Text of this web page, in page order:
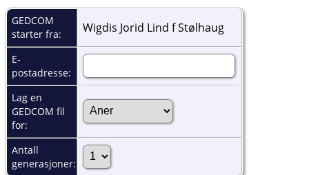
GEDCOM
starter fra:
Wigdis Jorid Lind f Stølhaug
E-
postadresse:
Lag en
GEDCOM fil
for:
Antall
generasjoner: